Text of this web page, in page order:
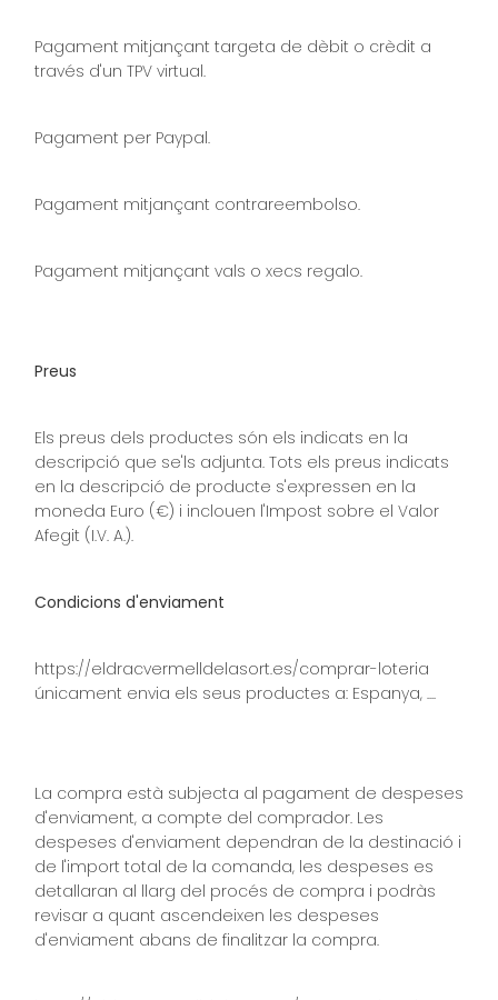
Pagament mitjançant targeta de dèbit o crèdit a
través d'un TPV virtual.
Pagament per Paypal.
Pagament mitjançant contrareembolso.
Pagament mitjançant vals o xecs regalo.
Preus
Els preus dels productes són els indicats en la
descripció que se'ls adjunta. Tots els preus indicats
en la descripció de producte s'expressen en la
moneda Euro (€) i inclouen l'Impost sobre el Valor
Afegit (I.V. A.).
Condicions d'enviament
https://eldracvermelldelasort.es/comprar-loteria
únicament envia els seus productes a: Espanya, ....
La compra està subjecta al pagament de despeses
d'enviament, a compte del comprador. Les
despeses d'enviament dependran de la destinació i
de l'import total de la comanda, les despeses es
detallaran al llarg del procés de compra i podràs
revisar a quant ascendeixen les despeses
d'enviament abans de finalitzar la compra.